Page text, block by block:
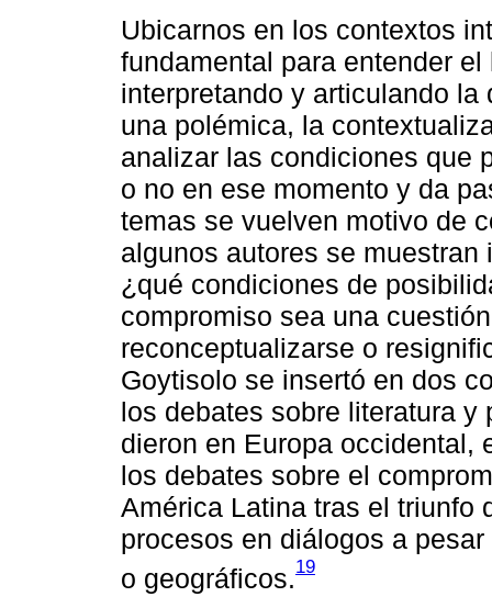
Ubicarnos en los contextos
fundamental para entender
interpretando y articulando
una polémica, la
analizar las condiciones que
o no en ese momento y da
temas se vuelven motivo de
algunos autores se
¿qué condiciones de
compromiso sea una
reconceptualizarse o
Goytisolo se insertó en dos
los debates sobre literatura
dieron en Europa occidental,
los debates sobre el
América Latina tras el triunfo
procesos en diálogos a
o geográficos.19